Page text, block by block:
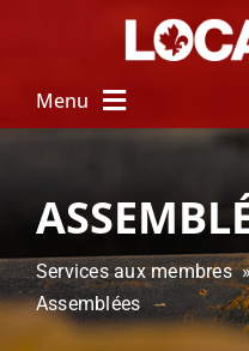
Menu
NOUVEAU SALARIÉ
AUX
Services aux
Assemblées